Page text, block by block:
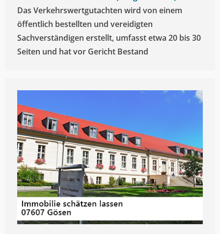
Das Verkehrswertgutachten wird von einem
öffentlich bestellten und vereidigten
Sachverständigen erstellt, umfasst etwa 20 bis 30
Seiten und hat vor Gericht Bestand